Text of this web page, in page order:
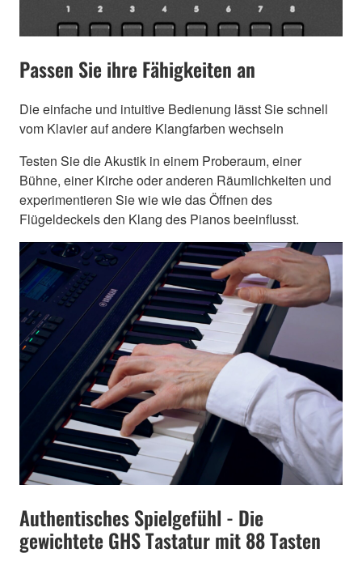
Passen Sie ihre Fähigkeiten an
Die einfache und intuitive Bedienung lässt Sie schnell
vom Klavier auf andere Klangfarben wechseln
Testen Sie die Akustik in einem Proberaum, einer
Bühne, einer Kirche oder anderen Räumlichkeiten und
experimentieren Sie wie wie das Öffnen des
Flügeldeckels den Klang des Pianos beeinflusst.
Authentisches Spielgefühl - Die
gewichtete GHS Tastatur mit 88 Tasten